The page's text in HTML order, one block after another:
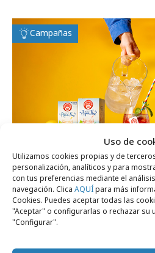
Uso de
Utilizamos cookies propias y de
personalización, analíticos y para
con tus preferencias mediante el
navegación. Clica AQUÍpara más
Cookies. Puedes aceptar todas las
"Aceptar" o configurarlas o rechazar su
"Configurar".
Campañas
viernes, 20 de junio 2025
Oasis climático de
de Madrid